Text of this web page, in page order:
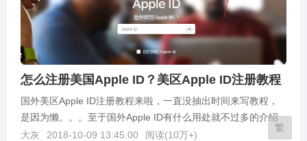
怎么注册美国Apple ID？美区Apple ID注册教程
国外美区Apple ID注册教程来啦，一直没抽出时间来写教程，
是因为懒。。。至于国外Apple ID有什么用处就不过多的介绍
了，需要的人自然是知道，不知道的百度...
大灰 2018-10-09 13:45:00 阅读(10万+)
繁